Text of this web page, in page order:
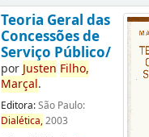
Teoria Geral das
Concessões de
Serviço Público/
por Justen Filho,
Marçal.
Editora:São Paulo:
Dialética,2003